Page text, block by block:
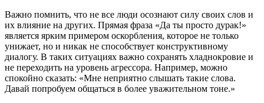
Важно помнить, что не все люди осознают силу своих слов и
их влияние на других. Прямая фраза «Да ты просто дурак!»
является ярким примером оскорбления, которое не только
унижает, но и никак не способствует конструктивному
диалогу. В таких ситуациях важно сохранять хладнокровие и
не переходить на уровень агрессора. Например, можно
спокойно сказать: «Мне неприятно слышать такие слова.
Давай попробуем общаться в более уважительном тоне.»